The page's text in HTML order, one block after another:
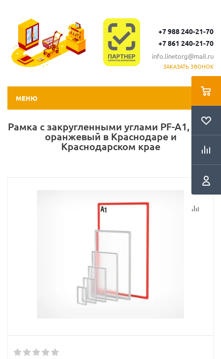
+7 988 240-21-70
+7 861 240-21-70
info.linetorg@mail.ru
ЗАКАЗАТЬ ЗВОНОК
МЕНЮ
Рамка с закругленными углами PF-A1, цвет
оранжевый в Краснодаре и
Краснодарском крае